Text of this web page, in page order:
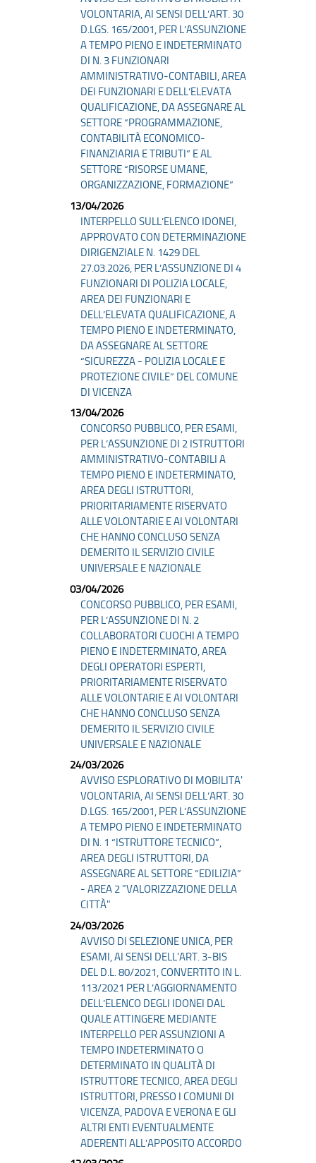
VOLONTARIA, AI SENSI DELL’ART. 30
D.LGS. 165/2001, PER L’ASSUNZIONE
A TEMPO PIENO E INDETERMINATO
DI N. 3 FUNZIONARI
AMMINISTRATIVO-CONTABILI, AREA
DEI FUNZIONARI E DELL’ELEVATA
QUALIFICAZIONE, DA ASSEGNARE AL
SETTORE “PROGRAMMAZIONE,
CONTABILITÀ ECONOMICO-
FINANZIARIA E TRIBUTI” E AL
SETTORE “RISORSE UMANE,
ORGANIZZAZIONE, FORMAZIONE”
13/04/2026
INTERPELLO SULL’ELENCO IDONEI,
APPROVATO CON DETERMINAZIONE
DIRIGENZIALE N. 1429 DEL
27.03.2026, PER L’ASSUNZIONE DI 4
FUNZIONARI DI POLIZIA LOCALE,
AREA DEI FUNZIONARI E
DELL’ELEVATA QUALIFICAZIONE, A
TEMPO PIENO E INDETERMINATO,
DA ASSEGNARE AL SETTORE
“SICUREZZA - POLIZIA LOCALE E
PROTEZIONE CIVILE” DEL COMUNE
DI VICENZA
13/04/2026
CONCORSO PUBBLICO, PER ESAMI,
PER L’ASSUNZIONE DI 2 ISTRUTTORI
AMMINISTRATIVO-CONTABILI A
TEMPO PIENO E INDETERMINATO,
AREA DEGLI ISTRUTTORI,
PRIORITARIAMENTE RISERVATO
ALLE VOLONTARIE E AI VOLONTARI
CHE HANNO CONCLUSO SENZA
DEMERITO IL SERVIZIO CIVILE
UNIVERSALE E NAZIONALE
03/04/2026
CONCORSO PUBBLICO, PER ESAMI,
PER L’ASSUNZIONE DI N. 2
COLLABORATORI CUOCHI A TEMPO
PIENO E INDETERMINATO, AREA
DEGLI OPERATORI ESPERTI,
PRIORITARIAMENTE RISERVATO
ALLE VOLONTARIE E AI VOLONTARI
CHE HANNO CONCLUSO SENZA
DEMERITO IL SERVIZIO CIVILE
UNIVERSALE E NAZIONALE
24/03/2026
AVVISO ESPLORATIVO DI MOBILITA'
VOLONTARIA, AI SENSI DELL’ART. 30
D.LGS. 165/2001, PER L’ASSUNZIONE
A TEMPO PIENO E INDETERMINATO
DI N. 1 “ISTRUTTORE TECNICO”,
AREA DEGLI ISTRUTTORI, DA
ASSEGNARE AL SETTORE “EDILIZIA”
- AREA 2 "VALORIZZAZIONE DELLA
CITTÀ"
24/03/2026
AVVISO DI SELEZIONE UNICA, PER
ESAMI, AI SENSI DELL'ART. 3-BIS
DEL D.L. 80/2021, CONVERTITO IN L.
113/2021 PER L’AGGIORNAMENTO
DELL’ELENCO DEGLI IDONEI DAL
QUALE ATTINGERE MEDIANTE
INTERPELLO PER ASSUNZIONI A
TEMPO INDETERMINATO O
DETERMINATO IN QUALITÀ DI
ISTRUTTORE TECNICO, AREA DEGLI
ISTRUTTORI, PRESSO I COMUNI DI
VICENZA, PADOVA E VERONA E GLI
ALTRI ENTI EVENTUALMENTE
ADERENTI ALL’APPOSITO ACCORDO